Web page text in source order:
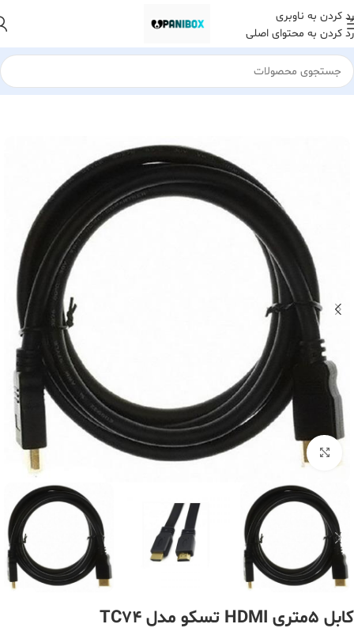
رد کردن به ناوبری
رد کردن به محتوای اصلی
خانه لوازم جانبی کامپیوتر انواع کابل(HDMI. AUX. ...)
بزرگنمایی تصویر
کابل 5متری HDMI تسکو مدل TC74